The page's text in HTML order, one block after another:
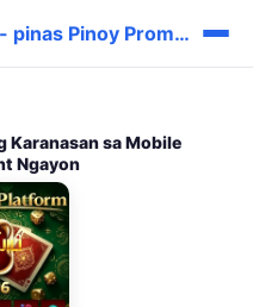
🔥 pinas Verified Login - pinas Pinoy Promo Login 🎯
Karanasan sa Mobile
Ngayon